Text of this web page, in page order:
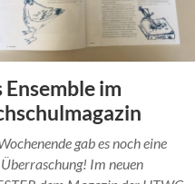
Ensemble im
gab es noch eine
Im neuen